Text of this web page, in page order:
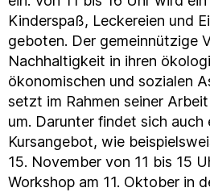
Kinderspaß, Leckereien und
geboten. Der gemeinnützige
Nachhaltigkeit in ihren
ökonomischen und sozialen
setzt im Rahmen seiner
um. Darunter findet sich
Kursangebot, wie
15. November von 11 bis 15
Workshop am 11. Oktober in